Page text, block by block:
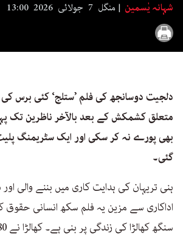
شہانہ یٰسمین
منگل 7 جولائی 2026 13:00
دلجیت دوسانجھ کی فلم ’ستلج‘ کئی برس
بھی پورے نہ کر سکی اور ایک سٹریمنگ
گئی۔
ہنی تریہان کی ہدایت کاری میں بننے والی
اداکاری سے مزین یہ فلم سکھ انسانی